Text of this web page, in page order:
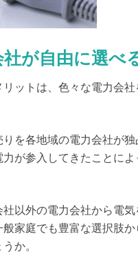
が自由に選べ
ットは、 色々な電力会
を各地域の電力会社が独
が参入してきたことに
以外の電力会社から電
家庭でも豊富な選択肢
か。